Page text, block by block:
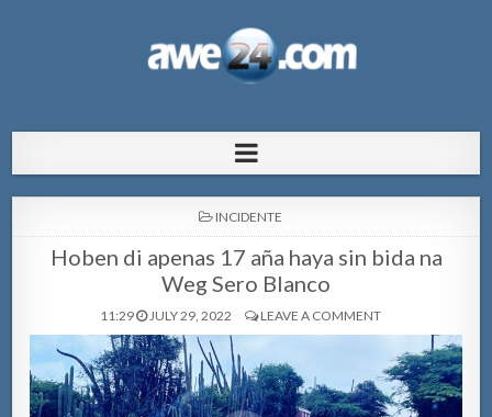
pa Aruba
POSTED
INCIDENTE
Hoben di apenas 17 aña haya sin bida na
Weg Sero Blanco
11:29 JULY 29, 2022 LEAVE A COMMENT